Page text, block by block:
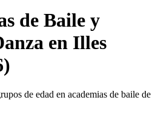
de Baile y
en Illes
de edad en academias de baile de